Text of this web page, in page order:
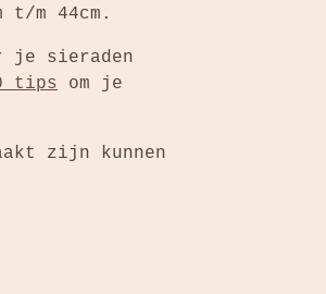
t/m 44cm.
je sieraden
tips om je
zijn kunnen